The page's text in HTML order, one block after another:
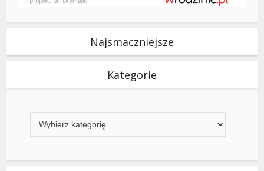
Najsmaczniejsze
Kategorie